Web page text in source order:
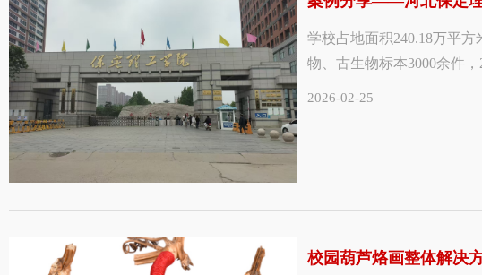
学校占地面积240.18万平
物、古生物标本3000余件
2026-02-25
校园葫芦烙画整体解决